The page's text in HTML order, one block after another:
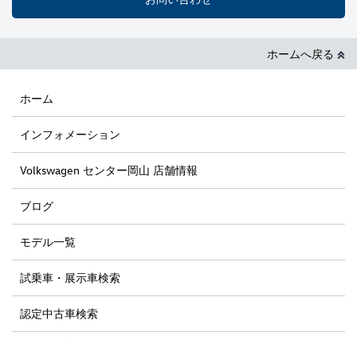
ホームへ戻る
ホーム
インフォメーション
Volkswagen センター岡山 店舗情報
ブログ
モデル一覧
試乗車・展示車検索
認定中古車検索